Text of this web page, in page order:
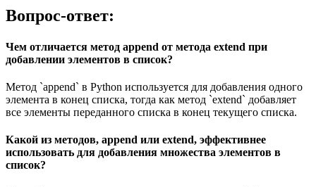
Вопрос-ответ:
Чем отличается метод append от метода extend при
добавлении элементов в список?
Метод `append` в Python используется для добавления одного
элемента в конец списка, тогда как метод `extend` добавляет
все элементы переданного списка в конец текущего списка.
Какой из методов, append или extend, эффективнее
использовать для добавления множества элементов в
список?